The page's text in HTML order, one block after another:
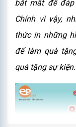
bắt mắt để
Chính vì vậy,
thức in những
để làm quà
quà tặng sự